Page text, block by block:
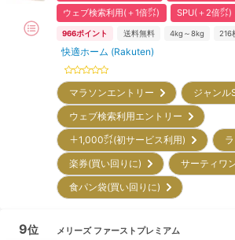
ウェブ検索利用(＋1倍㌽)
SPU(＋2倍㌽)
966ポイント 送料無料 4kg～8kg 216
快適ホーム (Rakuten)
マラソンエントリー
ジャン
ウェブ検索利用エントリー
＋1,000㌽(初サービス利用)
楽券(買い回りに)
サーティワ
食パン袋(買い回りに)
9位 メリーズ ファーストプレミアム